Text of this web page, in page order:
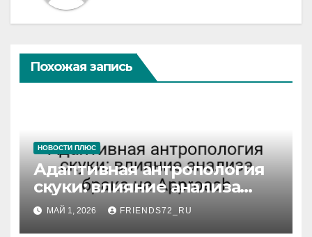
Похожая запись
НОВОСТИ ПЛЮС
Адаптивная антропология
скуки: влияние анализа
брака на Approach
МАЙ 1, 2026 FRIENDS72_RU